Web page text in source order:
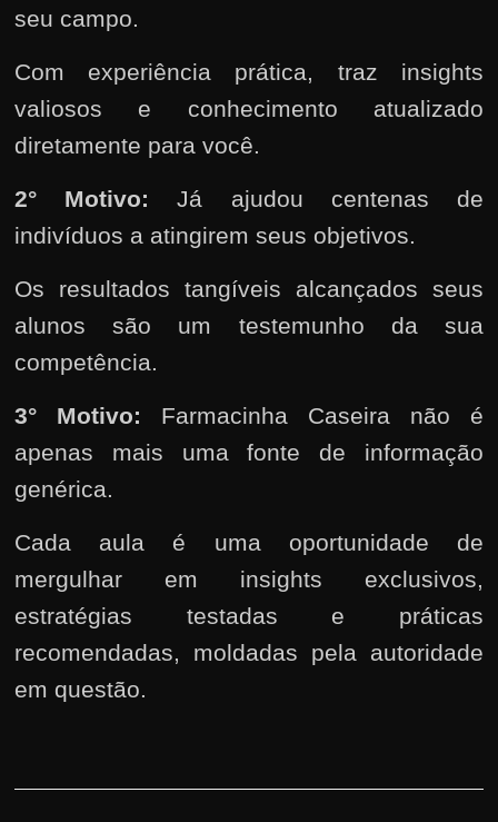
seu campo.
Com experiência prática, traz insights
valiosos e conhecimento atualizado
diretamente para você.
2° Motivo:
Já ajudou centenas de
indivíduos a atingirem seus objetivos.
Os resultados tangíveis alcançados seus
alunos são um testemunho da sua
competência.
3° Motivo: Farmacinha Caseira não é
apenas mais uma fonte de informação
genérica.
Cada aula é uma oportunidade de
mergulhar em insights exclusivos,
estratégias testadas e práticas
recomendadas, moldadas pela autoridade
em questão.